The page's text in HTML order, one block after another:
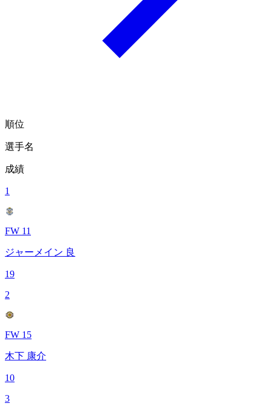
順位
選手名
成績
1
FW 11
ジャーメイン 良
19
2
FW 15
木下 康介
10
3